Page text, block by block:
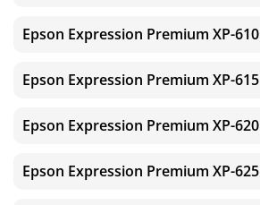
Epson Expression Premium XP-610
Epson Expression Premium XP-615
Epson Expression Premium XP-620
Epson Expression Premium XP-625